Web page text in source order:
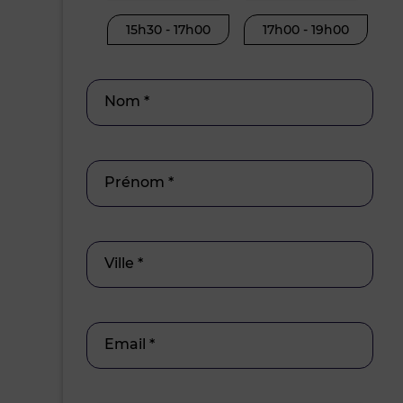
15h30 - 17h00 17h00 - 19h00
Nom *
Prénom *
Ville *
Email *